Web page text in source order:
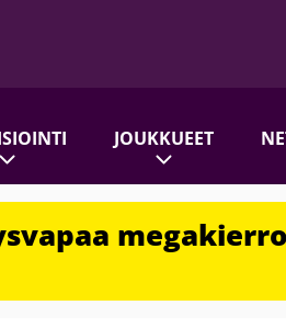
JOUKKUEET